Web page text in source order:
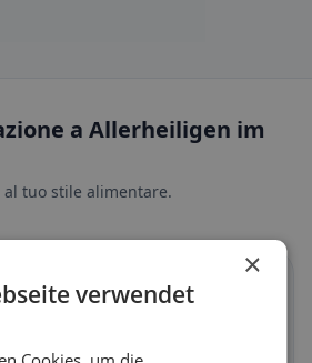
a Allerheiligen im
tuo stile alimentare.
×
verwendet